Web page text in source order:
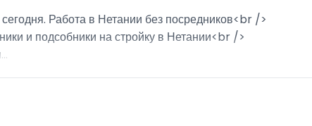
Работа в Нетании без посредников<br />
и подсобники на стройку в Нетании<br />